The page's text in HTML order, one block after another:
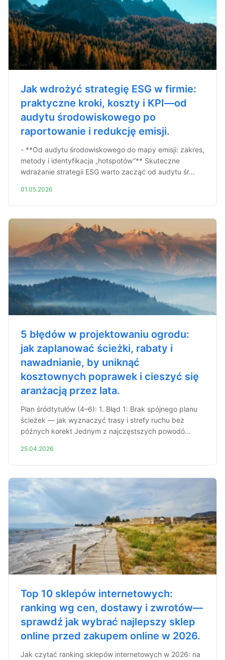
Jak wdrożyć strategię ESG w firmie:
praktyczne kroki, koszty i KPI—od
audytu środowiskowego po
raportowanie i redukcję emisji.
- **Od audytu środowiskowego do mapy emisji: zakres,
metody i identyfikacja „hotspotów”** Skuteczne
wdrażanie strategii ESG warto zacząć od audytu śr...
01.05.2026
5 błędów w projektowaniu ogrodu:
jak zaplanować ścieżki, rabaty i
nawadnianie, by uniknąć
kosztownych poprawek i cieszyć się
aranżacją przez lata.
Plan śródtytułów (4–6): 1. Błąd 1: Brak spójnego planu
ścieżek — jak wyznaczyć trasy i strefy ruchu bez
późnych korekt Jednym z najczęstszych powodó...
25.04.2026
Top 10 sklepów internetowych:
ranking wg cen, dostawy i zwrotów—
sprawdź jak wybrać najlepszy sklep
online przed zakupem online w 2026.
Jak czytać ranking sklepów internetowych w 2026: na